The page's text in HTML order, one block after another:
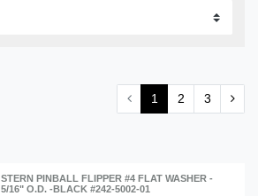
1 2 3
STERN PINBALL FLIPPER #4 FLAT WASHER -
5/16" O.D. -BLACK #242-5002-01